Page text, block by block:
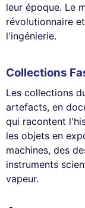
leur époque. Le
révolutionnaire
l'ingénierie.
Collections
Les collections
artefacts, en
qui racontent
les objets en
machines, des
instruments
vapeur.